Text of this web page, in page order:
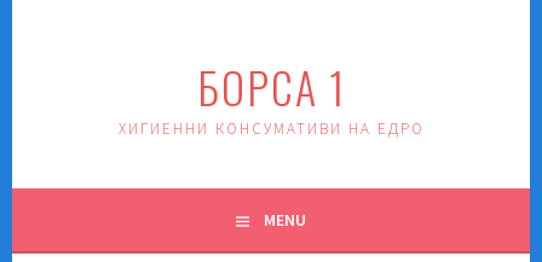
БОРСА 1
ХИГИЕННИ КОНСУМАТИВИ НА ЕДРО
MENU